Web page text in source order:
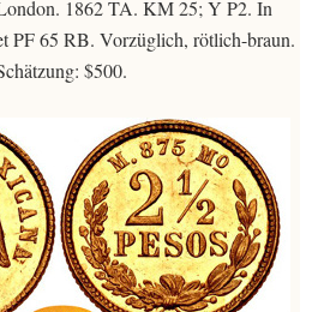
1862 TA. KM 25; Y P2. In
PF 65 RB. Vorzüglich, rötlich-braun.
$500.